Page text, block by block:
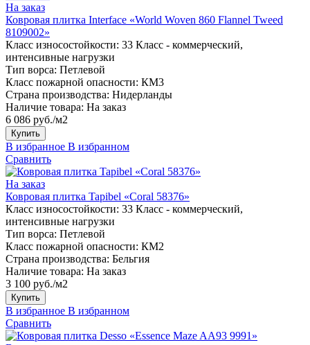
На заказ
Ковровая плитка Interface «World Woven 860 Flannel Tweed
8109002»
Класс износостойкости: 33 Класс - коммерческий,
интенсивные нагрузки
Тип ворса: Петлевой
Класс пожарной опасности: КМ3
Страна производства: Нидерланды
Наличие товара: На заказ
6 086 руб./м2
Купить
В избранное В избранном
Сравнить
На заказ
Ковровая плитка Tapibel «Coral 58376»
Класс износостойкости: 33 Класс - коммерческий,
интенсивные нагрузки
Тип ворса: Петлевой
Класс пожарной опасности: КМ2
Страна производства: Бельгия
Наличие товара: На заказ
3 100 руб./м2
Купить
В избранное В избранном
Сравнить